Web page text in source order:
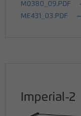
M0380_09.PDF
ME431_03.PDF
Imperial-2